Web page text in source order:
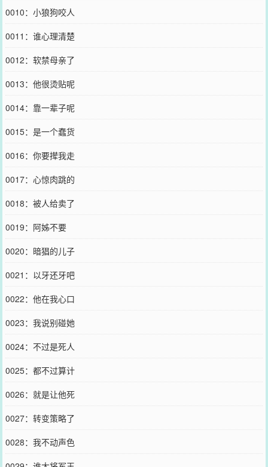
0010：小狼狗咬人
0011：谁心理清楚
0012：软禁母亲了
0013：他很烫贴呢
0014：靠一辈子呢
0015：是一个蠢货
0016：你要撵我走
0017：心惊肉跳的
0018：被人给卖了
0019：阿姊不要
0020：暗猖的儿子
0021：以牙还牙吧
0022：他在我心口
0023：我说别碰她
0024：不过是死人
0025：都不过算计
0026：就是让他死
0027：转变策略了
0028：我不动声色